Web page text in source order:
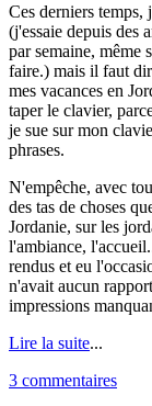
Ces derniers temps,
(j'essaie depuis des
par semaine, même
faire.) mais il faut
mes vacances en
taper le clavier,
je sue sur mon
phrases.
N'empêche, avec
des tas de choses
Jordanie, sur les
l'ambiance,
rendus et eu
n'avait aucun
impressions
Lire la suite...
3 commentaires